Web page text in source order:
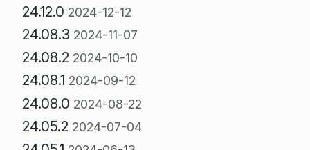
24.12.0 2024-12-12
24.08.3 2024-11-07
24.08.2 2024-10-10
24.08.1 2024-09-12
24.08.0 2024-08-22
24.05.2 2024-07-04